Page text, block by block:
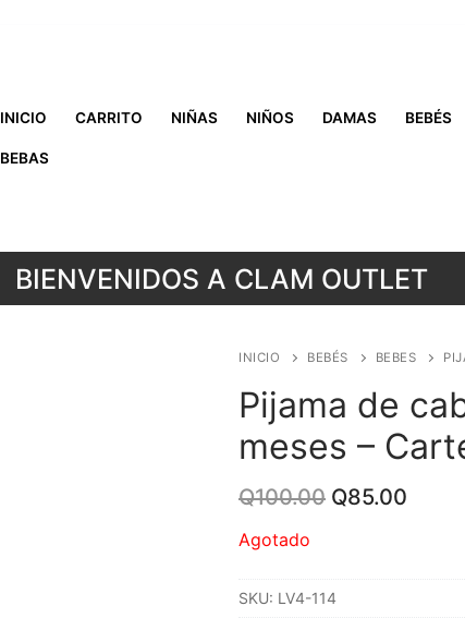
INICIO CARRITO NIÑAS NIÑOS DAMAS BEBÉS
BEBAS
BIENVENIDOS A CLAM OUTLET
INICIO BEBÉS BEBES
Pijama de
meses –
Q100.00 Original
Q85.00
Agotado
SKU: LV4-114